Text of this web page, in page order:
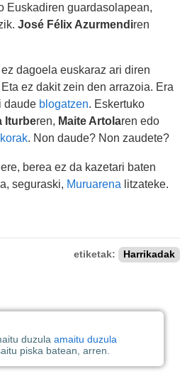
Euskadiren guardasolapean,
José Félix Azurmendiren
dagoela euskaraz ari diren
ez dakit zein den arrazoia. Era
daude blogatzen. Eskertuko
Iturberen, Maite Artolaren edo
. Non daude? Non zaudete?
berea ez da kazetari baten
seguraski, Muruarena litzateke.
etiketak: Harrikadak
duzula amaitu duzula
piska batean, arren.